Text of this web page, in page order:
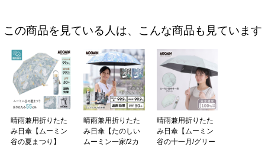
この商品を見ている人は、こんな商品も見ています
晴雨兼用折りたた
み日傘【ムーミン
谷の夏まつり】
晴雨兼用折りたた
み日傘【たのしい
ムーミン一家/2カ
晴雨兼用折りたた
み日傘【ムーミン
谷の十一月/グリー